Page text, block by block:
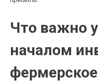
Что важно
началом